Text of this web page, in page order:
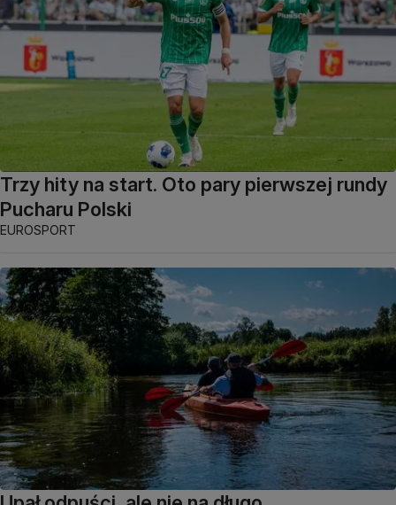
Trzy hity na start. Oto pary pierwszej rundy
Pucharu Polski
EUROSPORT